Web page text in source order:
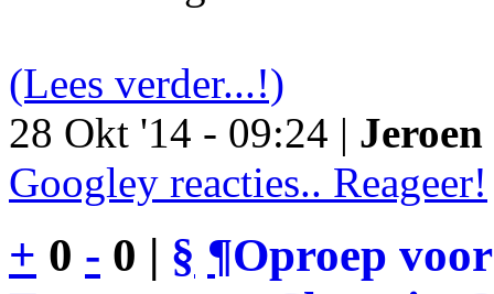
(Lees verder...!)
28 Okt '14 - 09:24 |
Googley reacties.. Reageer!
+ 0 - 0 | § ¶Oproep